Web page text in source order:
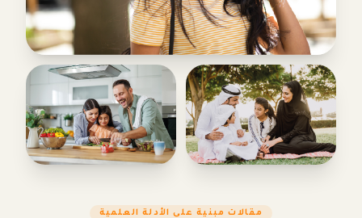
مقالات مبنية على الأدلة العلمية